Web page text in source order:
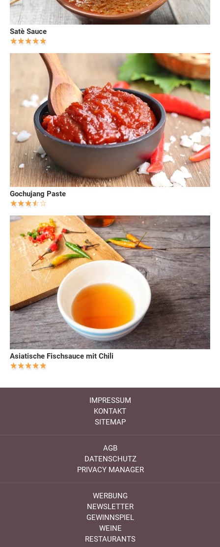
Satè Sauce
Gochujang Paste
Asiatische Fischsauce mit Chili
IMPRESSUM
KONTAKT
SITEMAP
AGB
DATENSCHUTZ
PRIVACY MANAGER
WERBUNG
NEWSLETTER
GEWINNSPIEL
WEINE
RESTAURANTS